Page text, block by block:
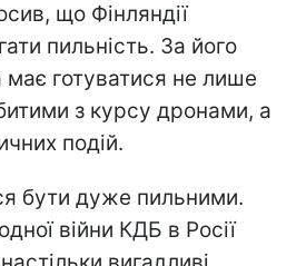
що Фінляндії
пильність. За його
має готуватися не лише
з курсу дронами, а
подій.
бути дуже пильними.
війни КДБ в Росії